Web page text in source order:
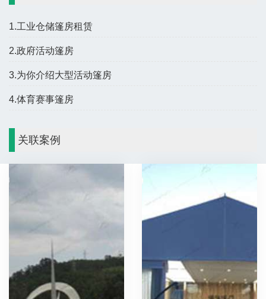
1.工业仓储篷房租赁
2.政府活动篷房
3.为你介绍大型活动篷房
4.体育赛事篷房
关联案例